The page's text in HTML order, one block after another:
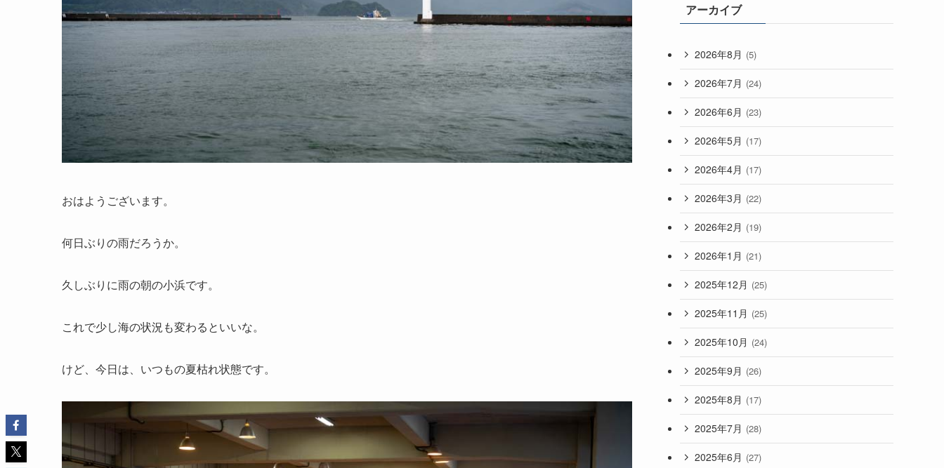
おはようございます。
何日ぶりの雨だろうか。
久しぶりに雨の朝の小浜です。
これで少し海の状況も変わるといいな。
けど、今日は、いつもの夏枯れ状態です。
アーカイブ
2026年8月 (5)
2026年7月 (24)
2026年6月 (23)
2026年5月 (17)
2026年4月 (17)
2026年3月 (22)
2026年2月 (19)
2026年1月 (21)
2025年12月 (25)
2025年11月 (25)
2025年10月 (24)
2025年9月 (26)
2025年8月 (17)
2025年7月 (28)
2025年6月 (27)